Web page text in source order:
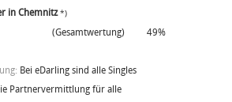
in Chemnitz*)
(Gesamtwertung)
49%
Bei eDarling sind alle Singles
Partnervermittlung für alle